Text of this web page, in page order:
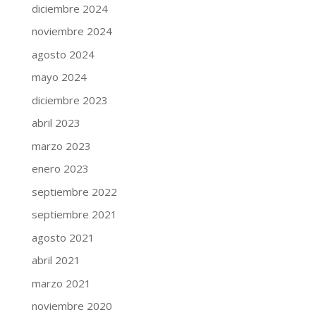
diciembre 2024
noviembre 2024
agosto 2024
mayo 2024
diciembre 2023
abril 2023
marzo 2023
enero 2023
septiembre 2022
septiembre 2021
agosto 2021
abril 2021
marzo 2021
noviembre 2020